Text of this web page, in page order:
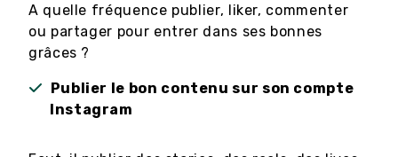
A quelle fréquence publier, liker, commenter
ou partager pour entrer dans ses bonnes
grâces ?
Publier le bon contenu sur son compte
Instagram